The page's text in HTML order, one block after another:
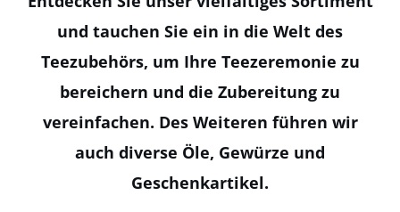
und tauchen Sie ein in die Welt des
Teezubehörs, um Ihre Teezeremonie zu
bereichern und die Zubereitung zu
vereinfachen. Des Weiteren führen wir
auch diverse Öle, Gewürze und
Geschenkartikel.